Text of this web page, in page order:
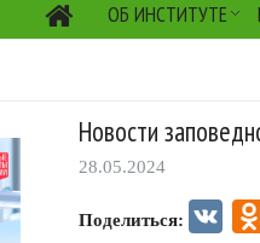
ОБ ИНСТИТУТЕ
Новости
28.05.2024
Поделиться: VK